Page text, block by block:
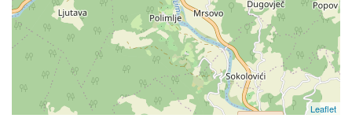
Leaflet